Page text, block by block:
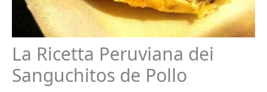
La Ricetta Peruviana dei
Sanguchitos de Pollo